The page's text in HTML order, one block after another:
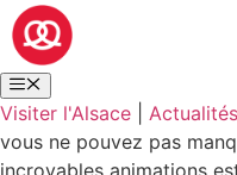
Visiter l'Alsace Actualités
vous ne pouvez pas